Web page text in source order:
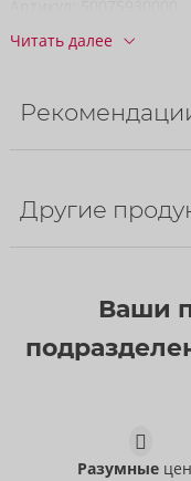
Штрихкод:
Доступность
следующая доставка:
Читать далее
10,95 €
Другие
Ваши
Разумные